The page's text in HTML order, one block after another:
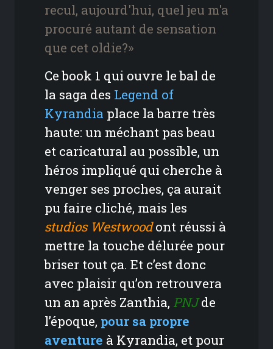
recul, aujourd'hui, quel jeu m'a
procuré autant de sensation
que cet oldie?»
Ce book 1 qui ouvre le bal de
la saga des Legend of
Kyrandia place la barre très
haute: un méchant pas beau
et caricatural au possible, un
héros impliqué qui cherche à
venger ses proches, ça aurait
pu faire cliché, mais les
studios Westwoodont réussi à
mettre la touche délurée pour
briser tout ça. Et c’est donc
avec plaisir qu’on retrouvera
un an après Zanthia, PNJde
l’époque, pour sa propre
aventure à Kyrandia, et pour